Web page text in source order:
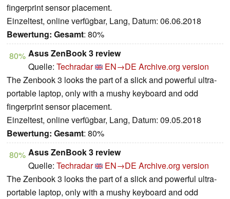
fingerprint sensor placement.
Einzeltest, online verfügbar, Lang, Datum: 06.06.2018
Bewertung: Gesamt: 80%
80% Asus ZenBook 3 review
Quelle: Techradar EN→DE Archive.org version
The Zenbook 3 looks the part of a slick and powerful ultra-
portable laptop, only with a mushy keyboard and odd
fingerprint sensor placement.
Einzeltest, online verfügbar, Lang, Datum: 09.05.2018
Bewertung: Gesamt: 80%
80% Asus ZenBook 3 review
Quelle: Techradar EN→DE Archive.org version
The Zenbook 3 looks the part of a slick and powerful ultra-
portable laptop, only with a mushy keyboard and odd